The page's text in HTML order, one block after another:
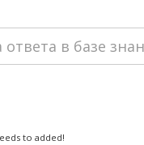
to added!